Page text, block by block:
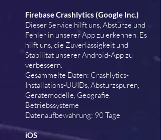
Firebase Crashlytics (Google Inc.)
Dieser Service hilft uns, Abstürze und
Fehler in unserer App zu erkennen. Es
hilft uns, die Zuverlässigkeit und
Stabilität unserer Android-App zu
verbessern.
Gesammelte Daten: Crashlytics-
Installations-UUIDs, Absturzspuren,
Gerätemodelle, Geografie,
Betriebssysteme
Datenaufbewahrung: 90 Tage
iOS